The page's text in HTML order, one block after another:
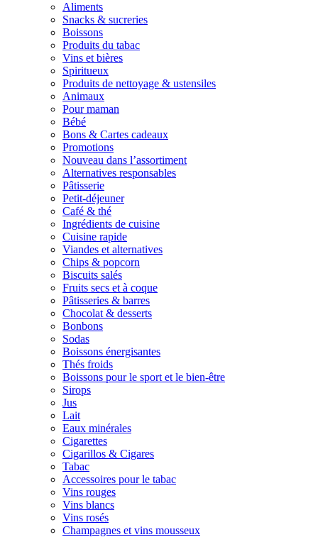
Aliments
Snacks & sucreries
Boissons
Produits du tabac
Vins et bières
Spiritueux
Produits de nettoyage & ustensiles
Animaux
Pour maman
Bébé
Bons & Cartes cadeaux
Promotions
Nouveau dans l’assortiment
Alternatives responsables
Pâtisserie
Petit-déjeuner
Café & thé
Ingrédients de cuisine
Cuisine rapide
Viandes et alternatives
Chips & popcorn
Biscuits salés
Fruits secs et à coque
Pâtisseries & barres
Chocolat & desserts
Bonbons
Sodas
Boissons énergisantes
Thés froids
Boissons pour le sport et le bien-être
Sirops
Jus
Lait
Eaux minérales
Cigarettes
Cigarillos & Cigares
Tabac
Accessoires pour le tabac
Vins rouges
Vins blancs
Vins rosés
Champagnes et vins mousseux